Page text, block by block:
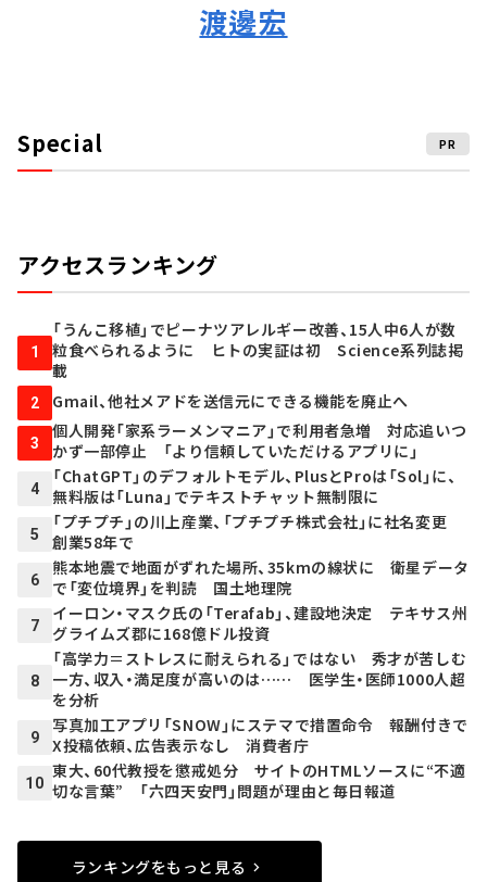
渡邊宏
Special PR
アクセスランキング
1
「うんこ移植」でピーナツアレルギー改善、15人中6人が数
粒食べられるように ヒトの実証は初 Science系列誌掲
載
2 Gmail、他社メアドを送信元にできる機能を廃止へ
3
個人開発「家系ラーメンマニア」で利用者急増 対応追いつ
かず一部停止 「より信頼していただけるアプリに」
4
「ChatGPT」のデフォルトモデル、PlusとProは「Sol」に、
無料版は「Luna」でテキストチャット無制限に
5
「プチプチ」の川上産業、「プチプチ株式会社」に社名変更
創業58年で
6
熊本地震で地面がずれた場所、35kmの線状に 衛星データ
で「変位境界」を判読 国土地理院
7
イーロン・マスク氏の「Terafab」、建設地決定 テキサス州
グライムズ郡に168億ドル投資
8
「高学力＝ストレスに耐えられる」ではない 秀才が苦しむ
一方、収入・満足度が高いのは…… 医学生・医師1000人超
を分析
9
写真加工アプリ「SNOW」にステマで措置命令 報酬付きで
X投稿依頼、広告表示なし 消費者庁
10
東大、60代教授を懲戒処分 サイトのHTMLソースに“不適
切な言葉” 「六四天安門」問題が理由と毎日報道
ランキングをもっと見る